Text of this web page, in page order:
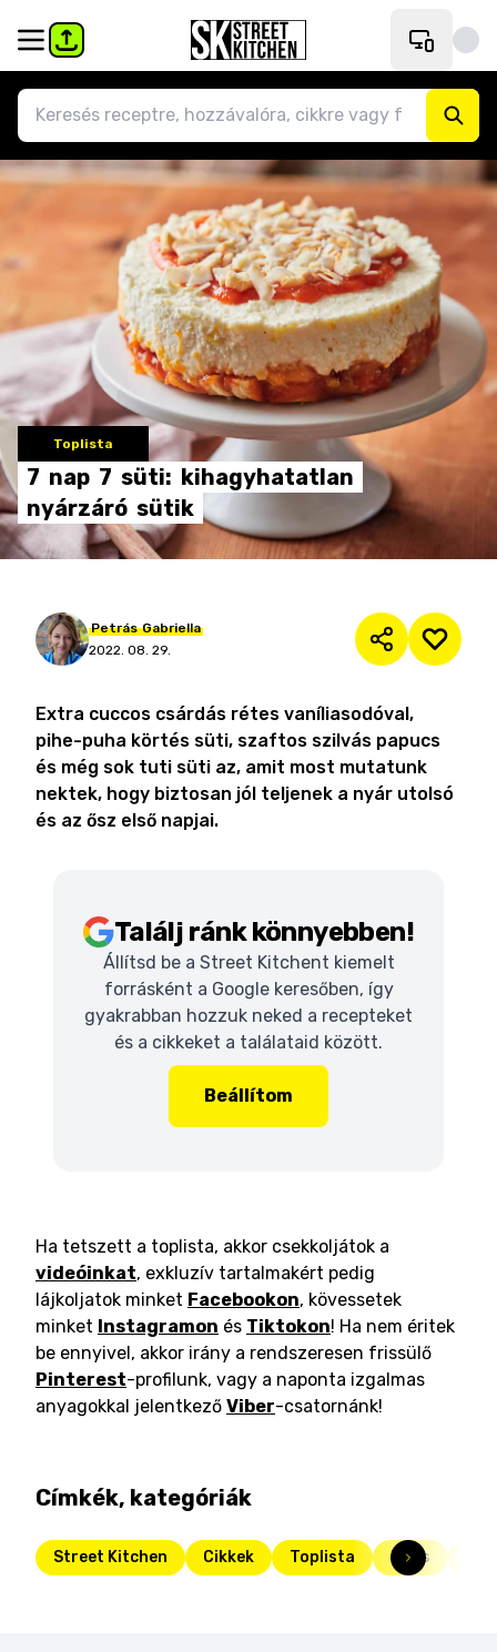
Toplista
7 nap 7 süti: kihagyhatatlan
nyárzáró sütik
Petrás Gabriella
2022. 08. 29.
Extra cuccos csárdás rétes vaníliasodóval,
pihe-puha körtés süti, szaftos szilvás papucs
és még sok tuti süti az, amit most mutatunk
nektek, hogy biztosan jól teljenek a nyár utolsó
és az ősz első napjai.
Találj ránk könnyebben!
Állítsd be a Street Kitchent kiemelt
forrásként a Google keresőben, így
gyakrabban hozzuk neked a recepteket
és a cikkeket a találataid között.
Beállítom
Ha tetszett a toplista, akkor csekkoljátok a
videóinkat, exkluzív tartalmakért pedig
lájkoljatok minket Facebookon, kövessetek
minket Instagramon és Tiktokon! Ha nem éritek
be ennyivel, akkor irány a rendszeresen frissülő
Pinterest-profilunk, vagy a naponta izgalmas
anyagokkal jelentkező Viber-csatornánk!
Címkék, kategóriák
Street Kitchen Cikkek Toplista Friss